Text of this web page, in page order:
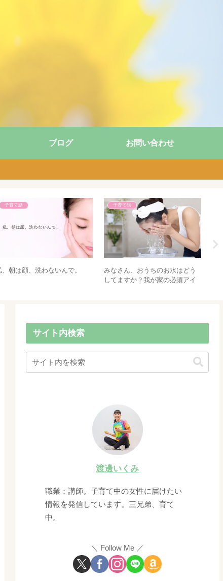
ブログ お問い合わせ
親子英語レッスン
Go Away! Big Green Monsterで
親子英語レッスン
ハロウィーン 英語 ゲーム＆アク
ティビティ紹介 ーBINGO、Who
サイト内検索
渡邊いくみ
職業：講師。子育て中の女性に届けたい
情報を発信しています。三兄弟、育て
中。
Follow Me